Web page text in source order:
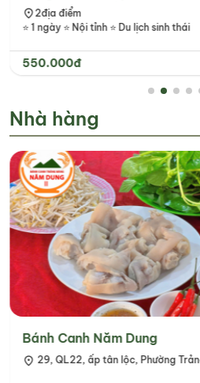
2địa điểm
⭐ 1 ngày ⭐ Nội tỉnh ⭐ Du lịch sinh thái
550.000đ
Nhà hàng
Bánh Canh Năm Dung
29, QL22, ấp tân lộc, Phường